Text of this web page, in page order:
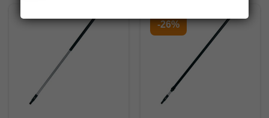
-26%